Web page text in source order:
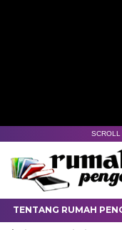
SCROLL
TENTANG RUMAH